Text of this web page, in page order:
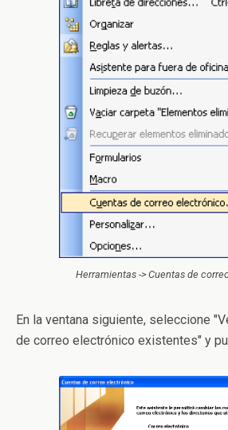
Herramientas -> Cuentas de
En la ventana siguiente, seleccione
de correo electrónico existentes" y